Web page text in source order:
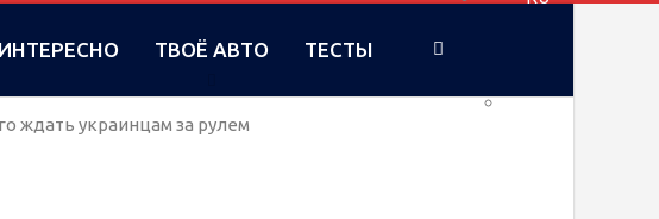
UA
ИНТЕРЕСНО ТВОЁ АВТО ТЕСТЫ
ждать украинцам за рулем